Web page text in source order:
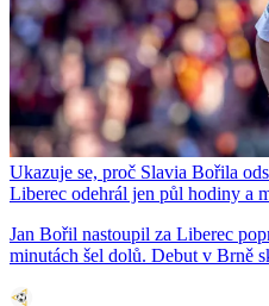
Ukazuje se, proč Slavia Bořila
Liberec odehrál jen půl hodiny a
Jan Bořil nastoupil za Liberec
minutách šel dolů. Debut v Brně